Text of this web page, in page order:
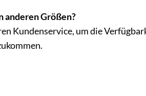
anderen Größen?
Kundenservice, um die